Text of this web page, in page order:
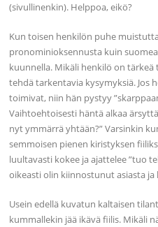
(sivullinenkin). Helppoa, eikö?
Kun toisen henkilön puhe
pronominioksennusta kuin
kuunnella. Mikäli henkilö on
tehdä tarkentavia kysymyksiä. Jos
toimivat, niin hän pystyy
Vaihtoehtoisesti häntä alkaa
nyt ymmärrä yhtään?” Varsinkin
semmoisen pienen kiristyksen
luultavasti kokee ja ajattelee ”tuo
oikeasti olin kiinnostunut asiasta
Usein edellä kuvatun kaltaisen
kummallekin jää ikävä fiilis. Mikäli